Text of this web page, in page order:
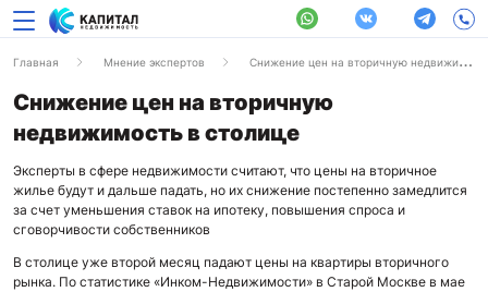
Главная Мнение экспертов Снижение цен на вторичную недвижимость в столице
Снижение цен на вторичную
недвижимость в столице
Эксперты в сфере недвижимости считают, что цены на вторичное
жилье будут и дальше падать, но их снижение постепенно замедлится
за счет уменьшения ставок на ипотеку, повышения спроса и
сговорчивости собственников
В столице уже второй месяц падают цены на квартиры вторичного
рынка. По статистике «Инком-Недвижимости» в Старой Москве в мае